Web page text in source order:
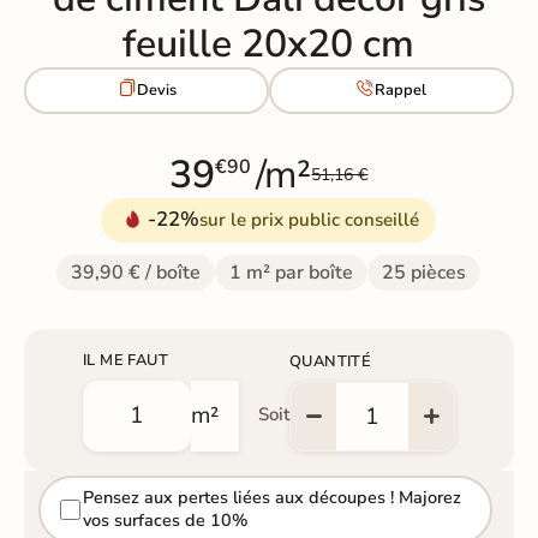
feuille 20x20 cm
Devis Rappel
39€90 /m²51,16 €
-22%sur le prix public conseillé
39,90 € / boîte 1 m² par boîte 25 pièces
IL ME FAUT
m² Soit
QUANTITÉ
Pensez aux pertes liées aux découpes ! Majorez
vos surfaces de 10%